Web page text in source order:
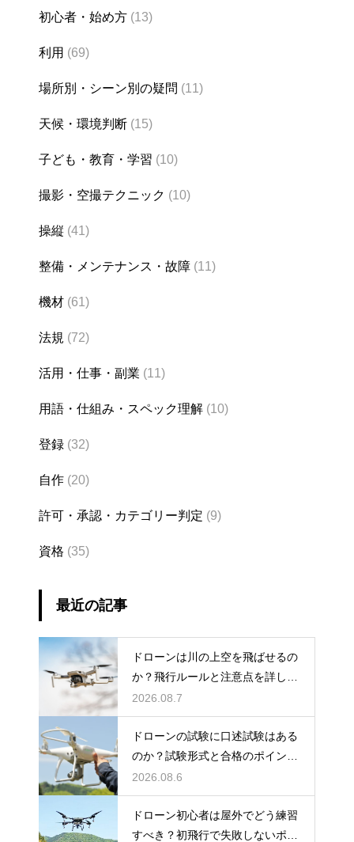
初心者・始め方 (13)
利用 (69)
場所別・シーン別の疑問 (11)
天候・環境判断 (15)
子ども・教育・学習 (10)
撮影・空撮テクニック (10)
操縦 (41)
整備・メンテナンス・故障 (11)
機材 (61)
法規 (72)
活用・仕事・副業 (11)
用語・仕組み・スペック理解 (10)
登録 (32)
自作 (20)
許可・承認・カテゴリー判定 (9)
資格 (35)
最近の記事
ドローンは川の上空を飛ばせるの
か？飛行ルールと注意点を詳しく
解説
2026.08.7
ドローンの試験に口述試験はある
のか？試験形式と合格のポイント
を解説
2026.08.6
ドローン初心者は屋外でどう練習
すべき？初飛行で失敗しないポイ